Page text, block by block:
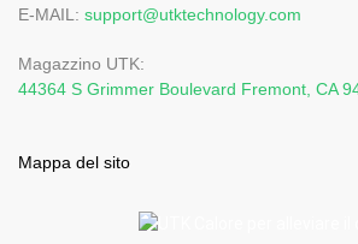
E-MAIL: support@utktechnology.com
Magazzino UTK:
44364 S Grimmer Boulevard Fremont, CA
Mappa del sito